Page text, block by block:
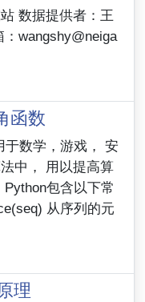
数据提供者：王
wangshy@neiga
函数
于数学，游戏， 安
中， 用以提高算
包含以下常
从序列的元
理